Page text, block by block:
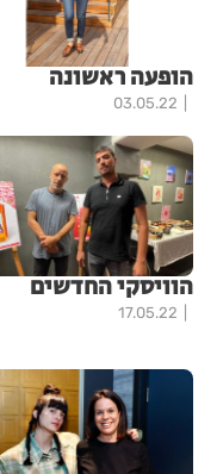
הופעה ראשונה
03.05.22
הוויסקי החדשים
17.05.22